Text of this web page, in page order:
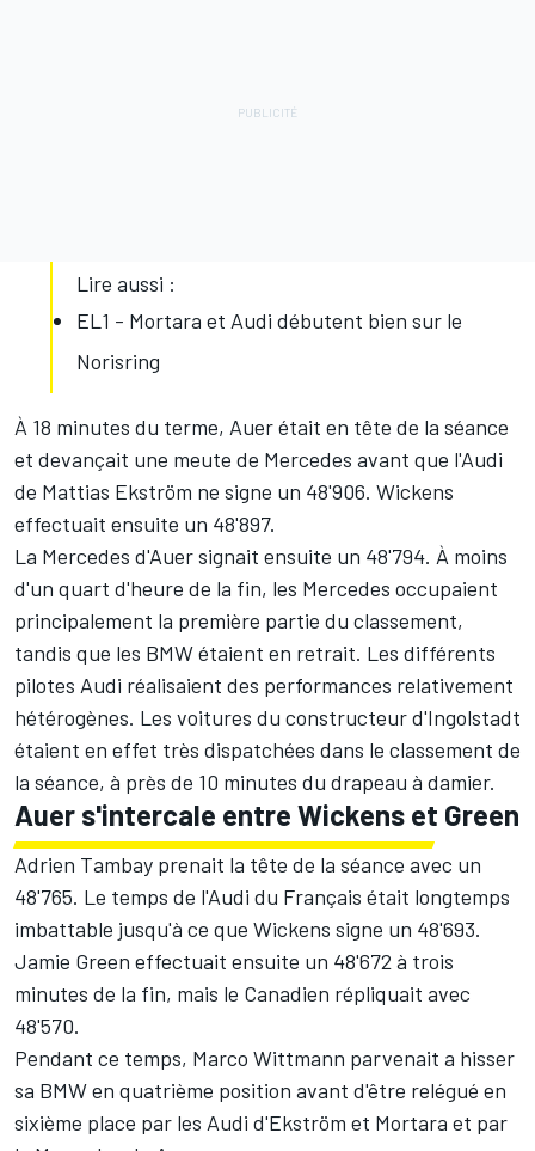
Lire aussi :
EL1 - Mortara et Audi débutent bien sur le
Norisring
À 18 minutes du terme, Auer était en tête de la séance
et devançait une meute de Mercedes avant que l'Audi
de Mattias Ekström ne signe un 48'906. Wickens
effectuait ensuite un 48'897.
La Mercedes d'Auer signait ensuite un 48'794. À moins
d'un quart d'heure de la fin, les Mercedes occupaient
principalement la première partie du classement,
tandis que les BMW étaient en retrait. Les différents
pilotes Audi réalisaient des performances relativement
hétérogènes. Les voitures du constructeur d'Ingolstadt
étaient en effet très dispatchées dans le classement de
la séance, à près de 10 minutes du drapeau à damier.
Auer s'intercale entre Wickens et Green
Adrien Tambay prenait la tête de la séance avec un
48'765. Le temps de l'Audi du Français était longtemps
imbattable jusqu'à ce que Wickens signe un 48'693.
Jamie Green effectuait ensuite un 48'672 à trois
minutes de la fin, mais le Canadien répliquait avec
48'570.
Pendant ce temps, Marco Wittmann parvenait a hisser
sa BMW en quatrième position avant d'être relégué en
sixième place par les Audi d'Ekström et Mortara et par